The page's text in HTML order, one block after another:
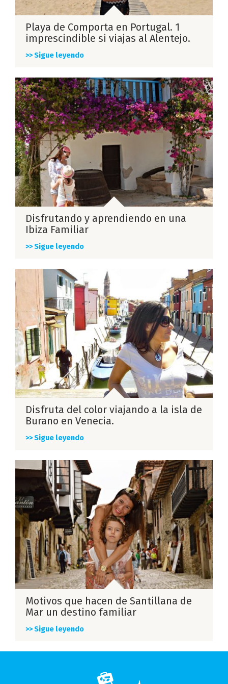
Playa de Comporta en Portugal. 1
imprescindible si viajas al Alentejo.
>> Sigue leyendo
Disfrutando y aprendiendo en una
Ibiza Familiar
>> Sigue leyendo
Disfruta del color viajando a la isla de
Burano en Venecia.
>> Sigue leyendo
Motivos que hacen de Santillana de
Mar un destino familiar
>> Sigue leyendo